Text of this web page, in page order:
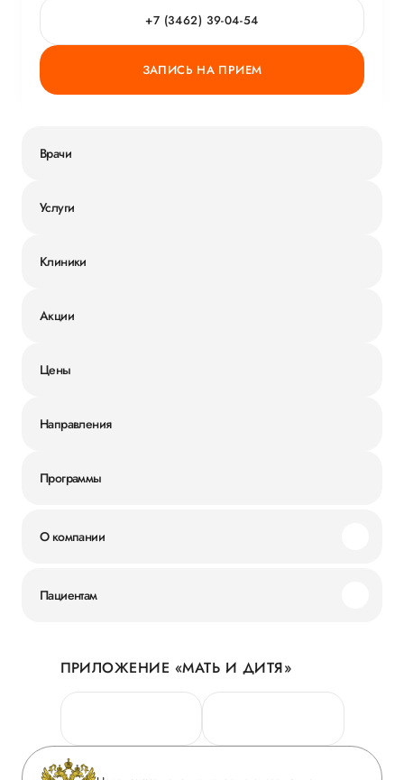
+7 (3462) 39-04-54
ЗАПИСЬ НА ПРИЕМ
Врачи
Услуги
Клиники
Акции
Цены
Направления
Программы
О компании
Новости
Руководство
Сотрудничество
Инвесторам
Пациентам
Личный кабинет
Персональные данные
Горячая линия качества
Вопрос-ответ
ПРИЛОЖЕНИЕ «МАТЬ И ДИТЯ»